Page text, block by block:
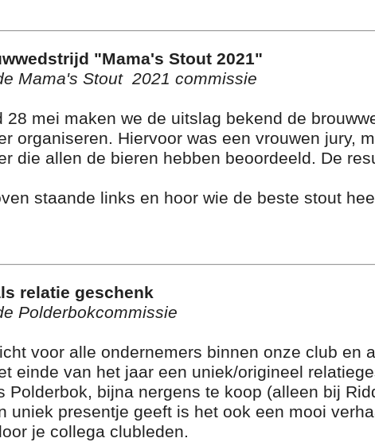
"Mama's Stout 2021"
Mama's Stout 2021 commissie
28 mei maken we de uitslag bekend de
organiseren. Hiervoor was een vrouwen jury,
die allen de bieren hebben beoordeeld. De
staande links en hoor wie de beste stout
relatie geschenk
Polderbokcommissie
voor alle ondernemers binnen onze club en
einde van het jaar een uniek/origineel
Polderbok, bijna nergens te koop (alleen bij
uniek presentje geeft is het ook een mooi
je collega clubleden.